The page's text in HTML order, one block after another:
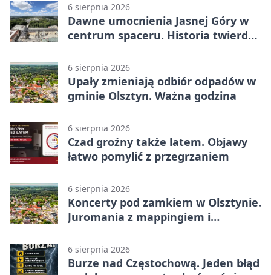
6 sierpnia 2026
Dawne umocnienia Jasnej Góry w
centrum spaceru. Historia twierdzy
6 sierpnia 2026
Upały zmieniają odbiór odpadów w
gminie Olsztyn. Ważna godzina
6 sierpnia 2026
Czad groźny także latem. Objawy
łatwo pomylić z przegrzaniem
6 sierpnia 2026
Koncerty pod zamkiem w Olsztynie.
Juromania z mappingiem i
6 sierpnia 2026
Burze nad Częstochową. Jeden błąd